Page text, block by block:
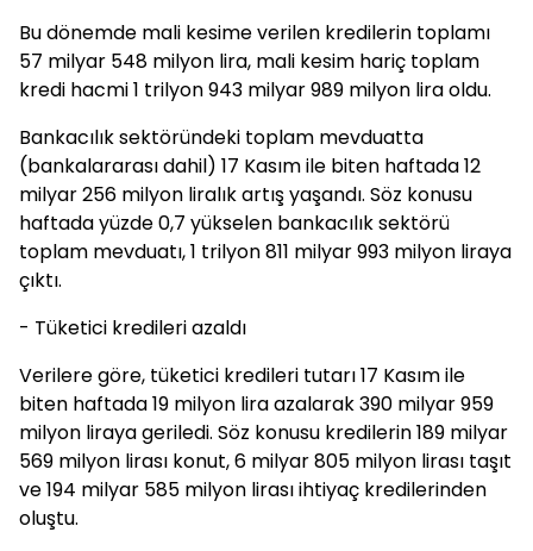
Bu dönemde mali kesime verilen kredilerin toplamı
57 milyar 548 milyon lira, mali kesim hariç toplam
kredi hacmi 1 trilyon 943 milyar 989 milyon lira oldu.
Bankacılık sektöründeki toplam mevduatta
(bankalararası dahil) 17 Kasım ile biten haftada 12
milyar 256 milyon liralık artış yaşandı. Söz konusu
haftada yüzde 0,7 yükselen bankacılık sektörü
toplam mevduatı, 1 trilyon 811 milyar 993 milyon liraya
çıktı.
- Tüketici kredileri azaldı
Verilere göre, tüketici kredileri tutarı 17 Kasım ile
biten haftada 19 milyon lira azalarak 390 milyar 959
milyon liraya geriledi. Söz konusu kredilerin 189 milyar
569 milyon lirası konut, 6 milyar 805 milyon lirası taşıt
ve 194 milyar 585 milyon lirası ihtiyaç kredilerinden
oluştu.